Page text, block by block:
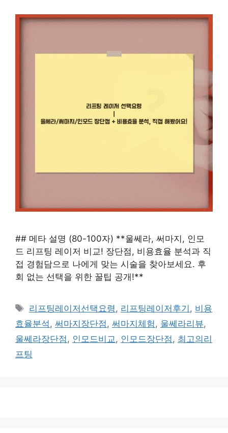
## 메타 설명 (80-100자) **울쎄라, 써마지, 인모
드 리프팅 레이저 비교! 장단점, 비용효율 분석과 직
접 경험담으로 나에게 맞는 시술을 찾아보세요. 후
회 없는 선택을 위한 꿀팁 공개!**
태
그
리프팅레이저선택요령 , 리프팅레이저후기 , 비용
효율분석 , 써마지장단점 , 써마지체험 , 울쎄라리뷰,
울쎄라장단점 , 인모드비교 , 인모드장단점 , 최고의리
프팅